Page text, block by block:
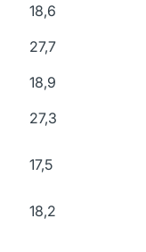
18,6
27,7
18,9
27,3
17,5
18,2